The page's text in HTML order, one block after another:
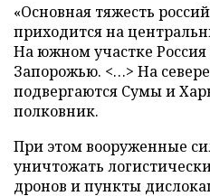
«Основная тяжесть
приходится на
На южном участке
Запорожью. <…> На
подвергаются Сумы и
полковник.
При этом вооруженные
уничтожать
дронов и пункты